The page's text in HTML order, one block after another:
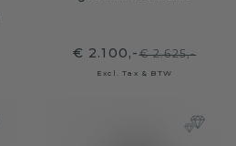
€ 2.100,-€ 2.625,-
Excl. Tax & BTW